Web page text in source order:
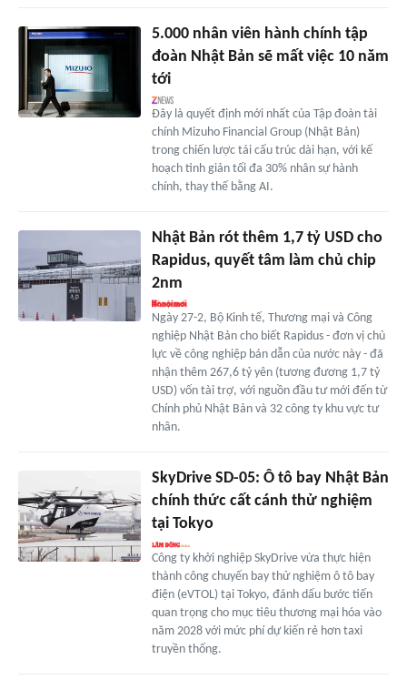
5.000 nhân viên hành chính tập
đoàn Nhật Bản sẽ mất việc 10 năm
tới
Đây là quyết định mới nhất của Tập đoàn tài
chính Mizuho Financial Group (Nhật Bản)
trong chiến lược tái cấu trúc dài hạn, với kế
hoạch tinh giản tối đa 30% nhân sự hành
chính, thay thế bằng AI.
Nhật Bản rót thêm 1,7 tỷ USD cho
Rapidus, quyết tâm làm chủ chip
2nm
Ngày 27-2, Bộ Kinh tế, Thương mại và Công
nghiệp Nhật Bản cho biết Rapidus - đơn vị chủ
lực về công nghiệp bán dẫn của nước này - đã
nhận thêm 267,6 tỷ yên (tương đương 1,7 tỷ
USD) vốn tài trợ, với nguồn đầu tư mới đến từ
Chính phủ Nhật Bản và 32 công ty khu vực tư
nhân.
SkyDrive SD-05: Ô tô bay Nhật Bản
chính thức cất cánh thử nghiệm
tại Tokyo
Công ty khởi nghiệp SkyDrive vừa thực hiện
thành công chuyến bay thử nghiệm ô tô bay
điện (eVTOL) tại Tokyo, đánh dấu bước tiến
quan trọng cho mục tiêu thương mại hóa vào
năm 2028 với mức phí dự kiến rẻ hơn taxi
truyền thống.